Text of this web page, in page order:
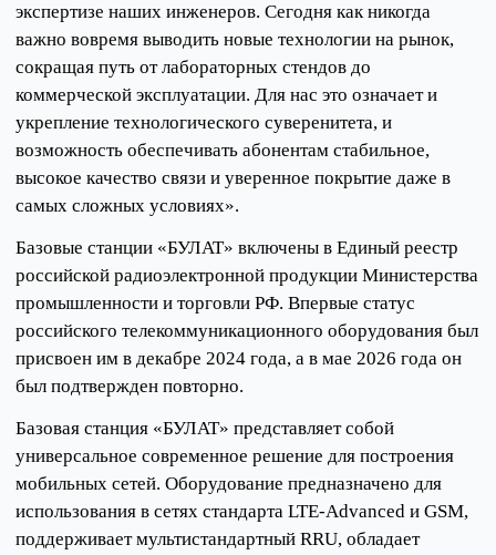
экспертизе наших инженеров. Сегодня как никогда
важно вовремя выводить новые технологии на рынок,
сокращая путь от лабораторных стендов до
коммерческой эксплуатации. Для нас это означает и
укрепление технологического суверенитета, и
возможность обеспечивать абонентам стабильное,
высокое качество связи и уверенное покрытие даже в
самых сложных условиях».
Базовые станции «БУЛАТ» включены в Единый реестр
российской радиоэлектронной продукции Министерства
промышленности и торговли РФ. Впервые статус
российского телекоммуникационного оборудования был
присвоен им в декабре 2024 года, а в мае 2026 года он
был подтвержден повторно.
Базовая станция «БУЛАТ» представляет собой
универсальное современное решение для построения
мобильных сетей. Оборудование предназначено для
использования в сетях стандарта LTE-Advanced и GSM,
поддерживает мультистандартный RRU, обладает